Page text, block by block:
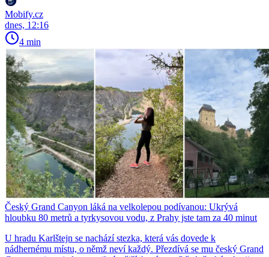
Mobify.cz
dnes, 12:16
4 min
Český Grand Canyon láká na velkolepou podívanou: Ukrývá
hloubku 80 metrů a tyrkysovou vodu, z Prahy jste tam za 40 minut
U hradu Karlštejn se nachází stezka, která vás dovede k
nádhernému místu, o němž neví každý. Přezdívá se mu český Grand